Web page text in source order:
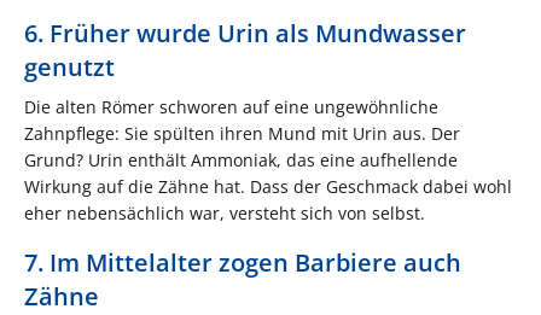
6. Früher wurde Urin als Mundwasser
genutzt
Die alten Römer schworen auf eine ungewöhnliche
Zahnpflege: Sie spülten ihren Mund mit Urin aus. Der
Grund? Urin enthält Ammoniak, das eine aufhellende
Wirkung auf die Zähne hat. Dass der Geschmack dabei wohl
eher nebensächlich war, versteht sich von selbst.
7. Im Mittelalter zogen Barbiere auch
Zähne